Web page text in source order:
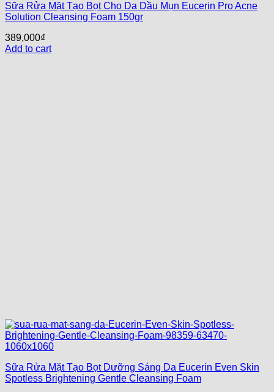
Sữa Rửa Mặt Tạo Bọt Cho Da Dầu Mụn Eucerin Pro Acne
Solution Cleansing Foam 150gr
389,000₫
Add to cart
Sữa Rửa Mặt Tạo Bọt Dưỡng Sáng Da Eucerin Even Skin
Spotless Brightening Gentle Cleansing Foam